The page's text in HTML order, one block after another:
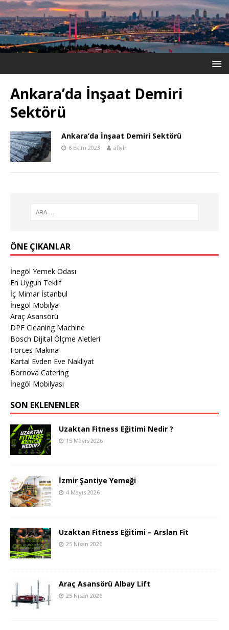
Ankara’da İnşaat Demiri
Sektörü
Ankara’da İnşaat Demiri Sektörü
6 Ekim 2023 afiyir
ÖNE ÇIKANLAR
İnegöl Yemek Odası
En Uygun Teklif
İç Mimar İstanbul
İnegöl Mobilya
Araç Asansörü
DPF Cleaning Machine
Bosch Dijital Ölçme Aletleri
Forces Makina
Kartal Evden Eve Nakliyat
Bornova Catering
İnegöl Mobilyası
SON EKLENENLER
Uzaktan Fitness Eğitimi Nedir ?
15 Mayıs 2026
İzmir Şantiye Yemeği
4 Mayıs 2026
Uzaktan Fitness Eğitimi – Arslan Fit
25 Nisan 2026
Araç Asansörü Albay Lift
25 Nisan 2026